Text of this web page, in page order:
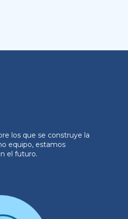
los que se construye la
equipo, estamos
el futuro.